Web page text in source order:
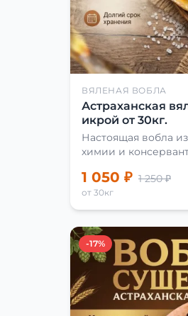
ВЯЛЕНАЯ ВОБЛА
Астраханская
икрой от 30кг.
Настоящая вобла
химии и
1 050 ₽ 1 250 ₽
от 30кг
-17%